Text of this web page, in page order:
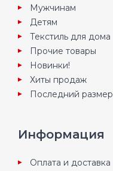
Мужчинам
Детям
Текстиль для дома
Прочие товары
Новинки!
Хиты продаж
Последний размер
Информация
Оплата и доставка